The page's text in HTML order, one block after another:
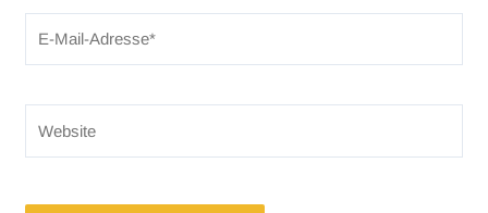
Mail-